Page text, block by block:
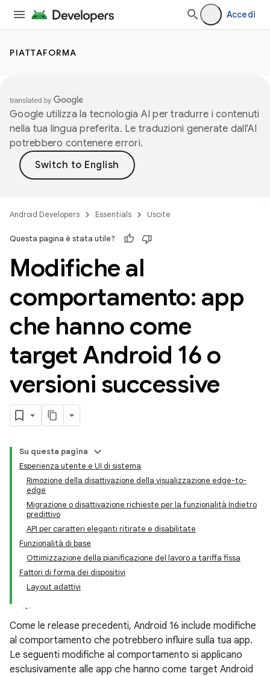
Accedi
PIATTAFORMA
Google utilizza la tecnologia AI per tradurre i contenuti
nella tua lingua preferita. Le traduzioni generate dall'AI
potrebbero contenere errori.
Android Developers Essentials Uscite
Questa pagina è stata utile?
Modifiche al
comportamento: app
che hanno come
target Android 16 o
versioni successive
Su questa pagina
Esperienza utente e UI di sistema
Rimozione della disattivazione della visualizzazione edge-to-
edge
Migrazione o disattivazione richieste per la funzionalità Indietro
predittivo
API per caratteri eleganti ritirate e disabilitate
Funzionalità di base
Ottimizzazione della pianificazione del lavoro a tariffa fissa
Fattori di forma dei dispositivi
Layout adattivi
Come le release precedenti, Android 16 include modifiche
al comportamento che potrebbero influire sulla tua app.
Le seguenti modifiche al comportamento si applicano
esclusivamente alle app che hanno come target Android